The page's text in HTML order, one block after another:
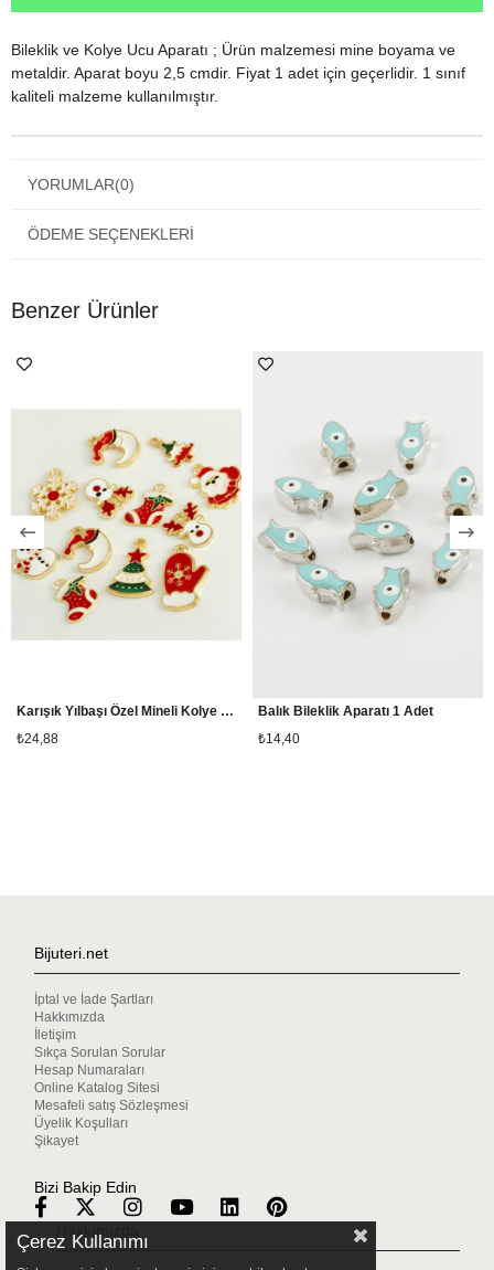
Bileklik ve Kolye Ucu Aparatı ; Ürün malzemesi mine boyama ve
metaldir. Aparat boyu 2,5 cmdir. Fiyat 1 adet için geçerlidir. 1 sınıf
kaliteli malzeme kullanılmıştır.
YORUMLAR(0)
ÖDEME SEÇENEKLERI
Benzer Ürünler
Karışık Yılbaşı Özel Mineli Kolye Ucu 1 Adet
₺24,88
Balık Bileklik Aparatı 1 Adet
₺14,40
Bijuteri.net
İptal ve İade Şartları
Hakkımızda
İletişim
Sıkça Sorulan Sorular
Hesap Numaraları
Online Katalog Sitesi
Mesafeli satış Sözleşmesi
Üyelik Koşulları
Şikayet
Bizi Bakip Edin
Çerez Kullanımı